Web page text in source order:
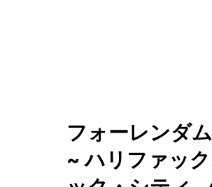
フォーレンダ
~ ハリファッ